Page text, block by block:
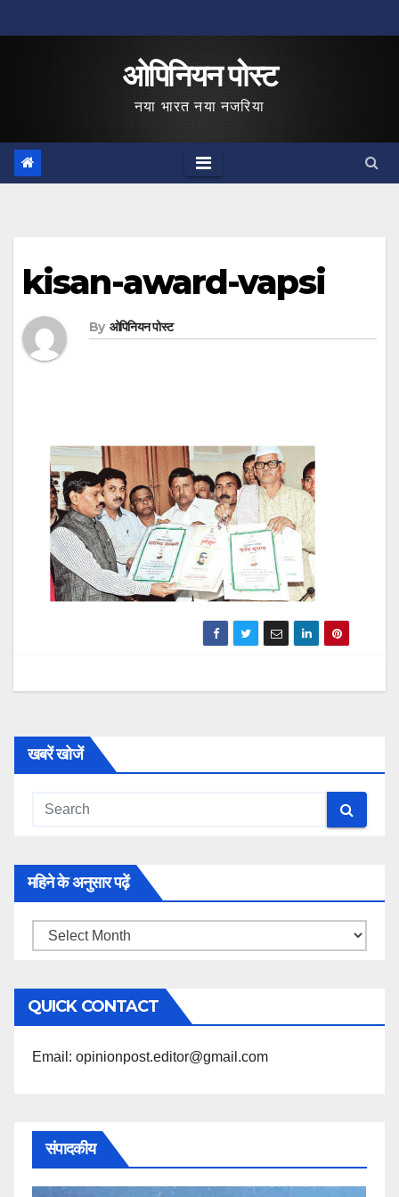
to
ओपिनियन पोस्ट
नया भारत नया नजरिया
kisan-award-vapsi
By ओपिनियन पोस्ट
खबरें खोजें
महिने के अनुसार पढ़ें
महिने
अनुसार
पढ़ें
QUICK CONTACT
Email: opinionpost.editor@gmail.com
संपादकीय